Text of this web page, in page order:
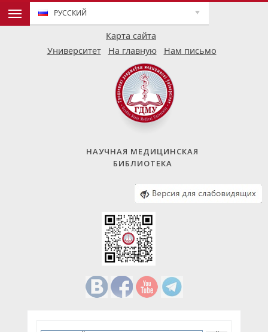
Карта сайта
РУССКИЙ
Университет На главную Нам письмо
НАУЧНАЯ МЕДИЦИНСКАЯ
БИБЛИОТЕКА